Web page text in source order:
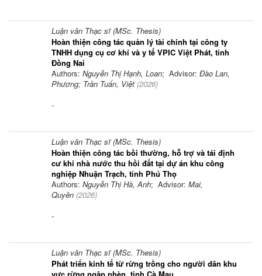
Luận văn Thạc sĩ (MSc. Thesis)
Hoàn thiện công tác quản lý tài chính tại công ty
TNHH dụng cụ cơ khí và y tế VPIC Việt Phát, tỉnh
Đồng Nai
Authors: Nguyễn Thị Hạnh, Loan; Advisor: Đào Lan,
Phương; Trần Tuấn, Việt (2026)
-
Luận văn Thạc sĩ (MSc. Thesis)
Hoàn thiện công tác bồi thường, hỗ trợ và tái định
cư khi nhà nước thu hồi đất tại dự án khu công
nghiệp Nhuận Trạch, tỉnh Phú Thọ
Authors: Nguyễn Thị Hà, Anh; Advisor: Mai,
Quyên (2026)
-
Luận văn Thạc sĩ (MSc. Thesis)
Phát triển kinh tế từ rừng trồng cho người dân khu